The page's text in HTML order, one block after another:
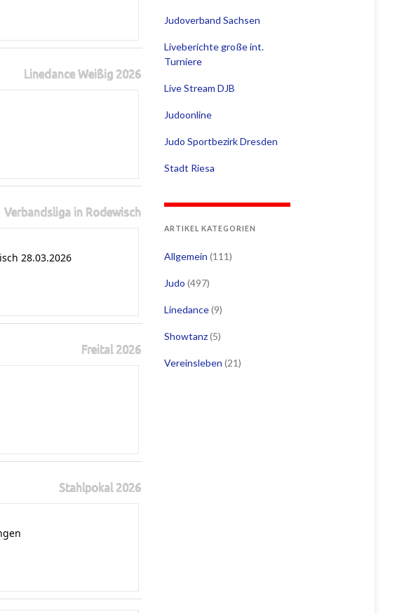
Linedance Weißig 2026
Verbandsliga in Rodewisch
28.03.2026
Freital 2026
Stahlpokal 2026
Judoverband Sachsen
Liveberichte große int.
Turniere
Live Stream DJB
Judoonline
Judo Sportbezirk Dresden
Stadt Riesa
ARTIKEL KATEGORIEN
Allgemein (111)
Judo (497)
Linedance(9)
Showtanz(5)
Vereinsleben (21)